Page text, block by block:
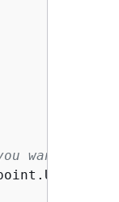
want to use.